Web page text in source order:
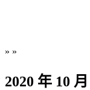
» »
2020 年 10